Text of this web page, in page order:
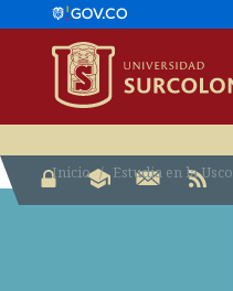
Inicio Estudia en la Usco